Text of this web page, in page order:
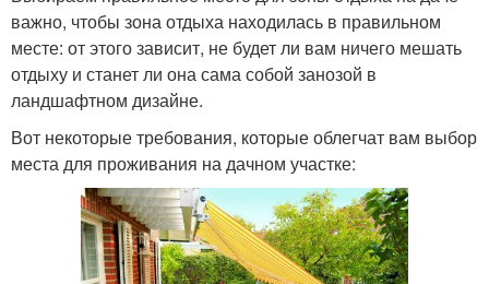
важно, чтобы зона отдыха находилась в правильном
месте: от этого зависит, не будет ли вам ничего мешать
отдыху и станет ли она сама собой занозой в
ландшафтном дизайне.
Вот некоторые требования, которые облегчат вам выбор
места для проживания на дачном участке: